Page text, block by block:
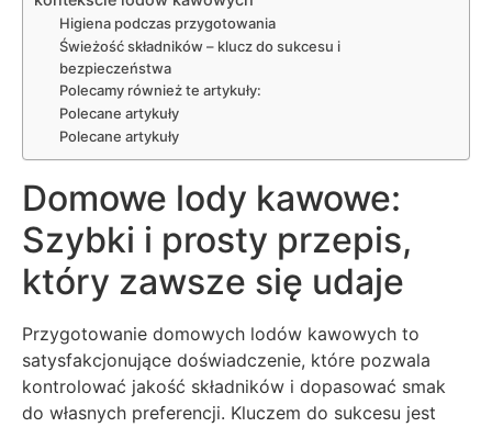
Higiena podczas przygotowania
Świeżość składników – klucz do sukcesu i
bezpieczeństwa
Polecamy również te artykuły:
Polecane artykuły
Polecane artykuły
Domowe lody kawowe:
Szybki i prosty przepis,
który zawsze się udaje
Przygotowanie domowych lodów kawowych to
satysfakcjonujące doświadczenie, które pozwala
kontrolować jakość składników i dopasować smak
do własnych preferencji. Kluczem do sukcesu jest